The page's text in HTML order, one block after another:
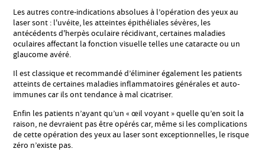
Les autres contre-indications absolues à l’opération des yeux au
laser sont : l'uvéite, les atteintes épithéliales sévères, les
antécédents d'herpès oculaire récidivant, certaines maladies
oculaires affectant la fonction visuelle telles une cataracte ou un
glaucome avéré.
Il est classique et recommandé d’éliminer également les patients
atteints de certaines maladies inflammatoires générales et auto-
immunes car ils ont tendance à mal cicatriser.
Enfin les patients n’ayant qu’un « œil voyant » quelle qu’en soit la
raison, ne devraient pas être opérés car, même si les complications
de cette opération des yeux au laser sont exceptionnelles, le risque
zéro n’existe pas.